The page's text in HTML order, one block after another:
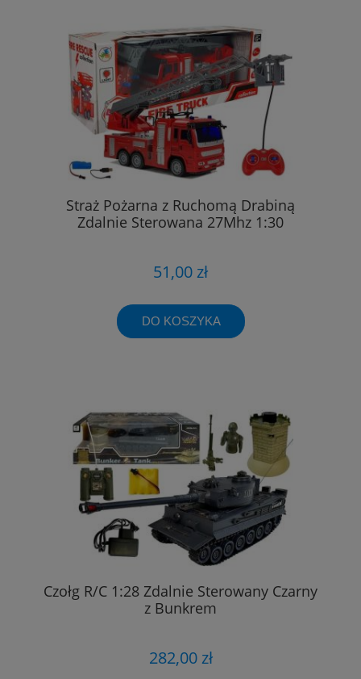
Straż Pożarna z Ruchomą Drabiną
Zdalnie Sterowana 27Mhz 1:30
51,00 zł
DO KOSZYKA
Czołg R/C 1:28 Zdalnie Sterowany Czarny
z Bunkrem
282,00 zł